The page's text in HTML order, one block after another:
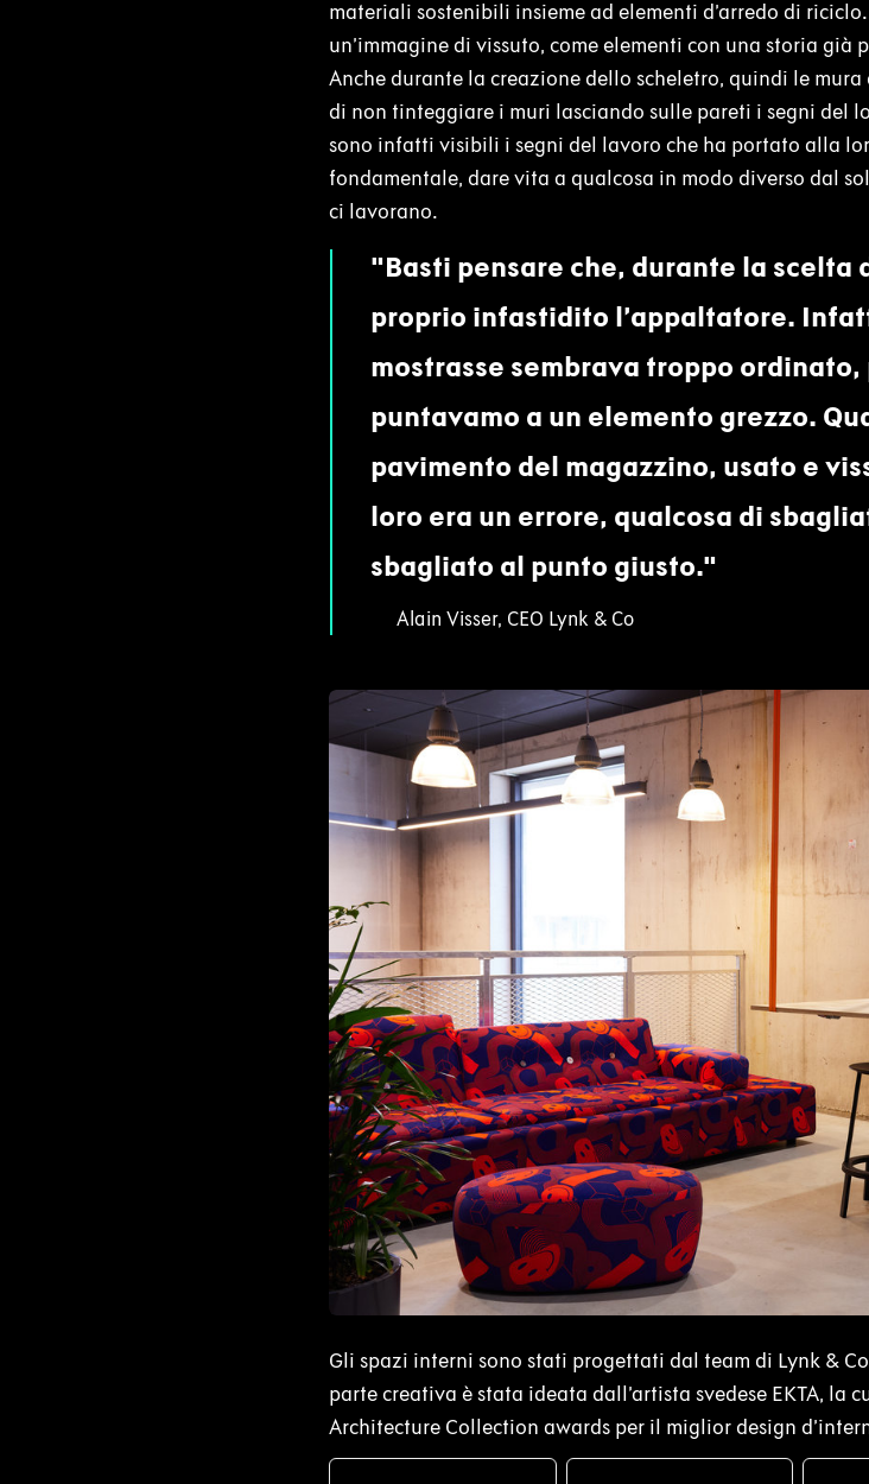
materiali sostenibili insieme ad elementi d’arredo di
un’immagine di vissuto, come elementi con una storia già
Anche durante la creazione dello scheletro, quindi le
di non tinteggiare i muri lasciando sulle pareti i segni del
sono infatti visibili i segni del lavoro che ha portato alla
fondamentale, dare vita a qualcosa in modo diverso dal
ci lavorano.
Basti pensare che, durante la scelta
proprio infastidito l’appaltatore.
mostrasse sembrava troppo
puntavamo a un elemento grezzo.
pavimento del magazzino, usato e
loro era un errore, qualcosa di
sbagliato al punto giusto.
Alain Visser, CEO Lynk & Co
JPG
Gli spazi interni sono stati progettati dal team di Lynk &
parte creativa è stata ideata dall’artista svedese EKTA, la
Architecture Collection awards per il miglior design